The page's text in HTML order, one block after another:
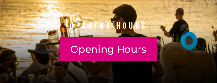
Opening Hours
Opening Hours